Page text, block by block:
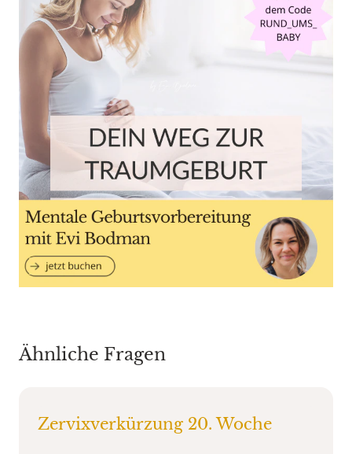
Ähnliche Fragen
Zervixverkürzung 20. Woche